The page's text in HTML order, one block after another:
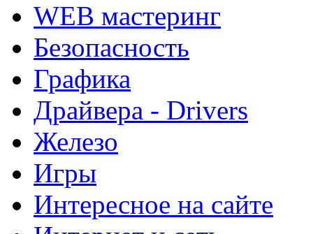
WEB мастеринг
Безопасность
Графика
Драйвера - Drivers
Железо
Игры
Интересное на сайте